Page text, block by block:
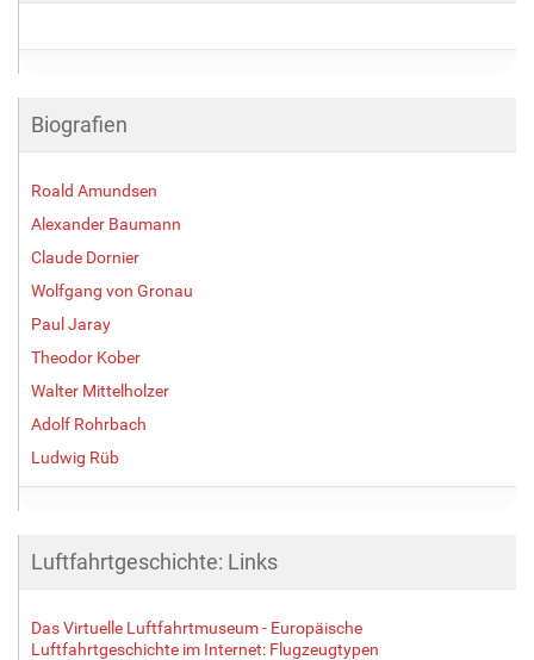
Biografien
Roald Amundsen
Alexander Baumann
Claude Dornier
Wolfgang von Gronau
Paul Jaray
Theodor Kober
Walter Mittelholzer
Adolf Rohrbach
Ludwig Rüb
Luftfahrtgeschichte: Links
Das Virtuelle Luftfahrtmuseum - Europäische
Luftfahrtgeschichte im Internet: Flugzeugtypen